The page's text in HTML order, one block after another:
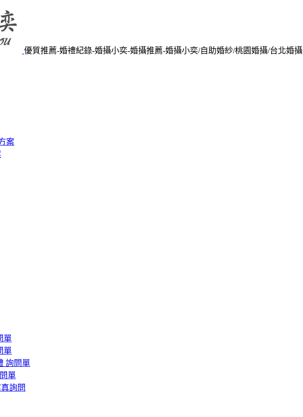
優質推薦-婚禮紀錄-婚攝小奕-婚攝推薦-婚攝小奕/自助婚紗/桃園婚攝/台北婚攝
案
單
單
詢問單
單
真詢問